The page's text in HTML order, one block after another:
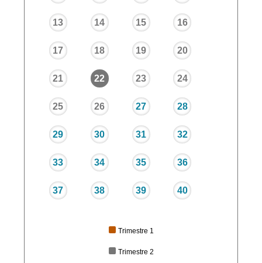
13 14 15 16
17 18 19 20
21 22 23 24
25 26 27 28
29 30 31 32
33 34 35 36
37 38 39 40
Trimestre 1
Trimestre 2